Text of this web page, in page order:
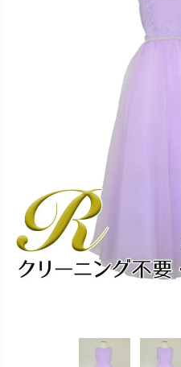
コスチューム
インナー・パニエ
ジュエリー
Graduation & Entrance
卒業式・入学式
きちんと感のあるフォーマル
汚れ・キズ・破損の補償
ご購入・サポート
07 販売・共通のご案内
品質・返品・お手入れ
08 送料・お支払い
送料・決済方法
実店舗 つくば店
茨城県土浦市大町14-16-1F
10:00–18:00（完全予約制）
店舗を予約する →